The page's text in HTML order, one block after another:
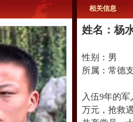
相关信息
姓名：杨
性别：男
所属：常德
入伍9年的
万元，抢救